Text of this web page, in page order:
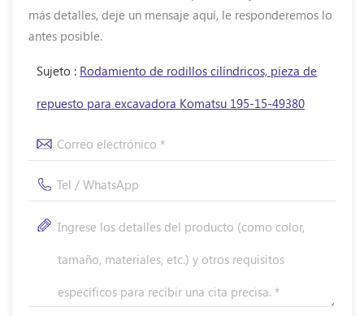
más detalles, deje un mensaje aquí, le responderemos lo
antes posible.
Sujeto : Rodamiento de rodillos cilíndricos, pieza de
repuesto para excavadora Komatsu 195-15-49380